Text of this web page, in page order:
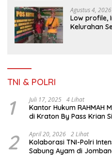
Agustus 4, 2026
Low profile,
Kelurahan
TNI & POLRI
1 Juli 17, 2025 4 Lihat
Kantor Hukum RAHMAH
di Kraton By Pass Krian
2 April 20, 2026 2 Lihat
Kolaborasi TNI-Polri
Sabung Ayam di